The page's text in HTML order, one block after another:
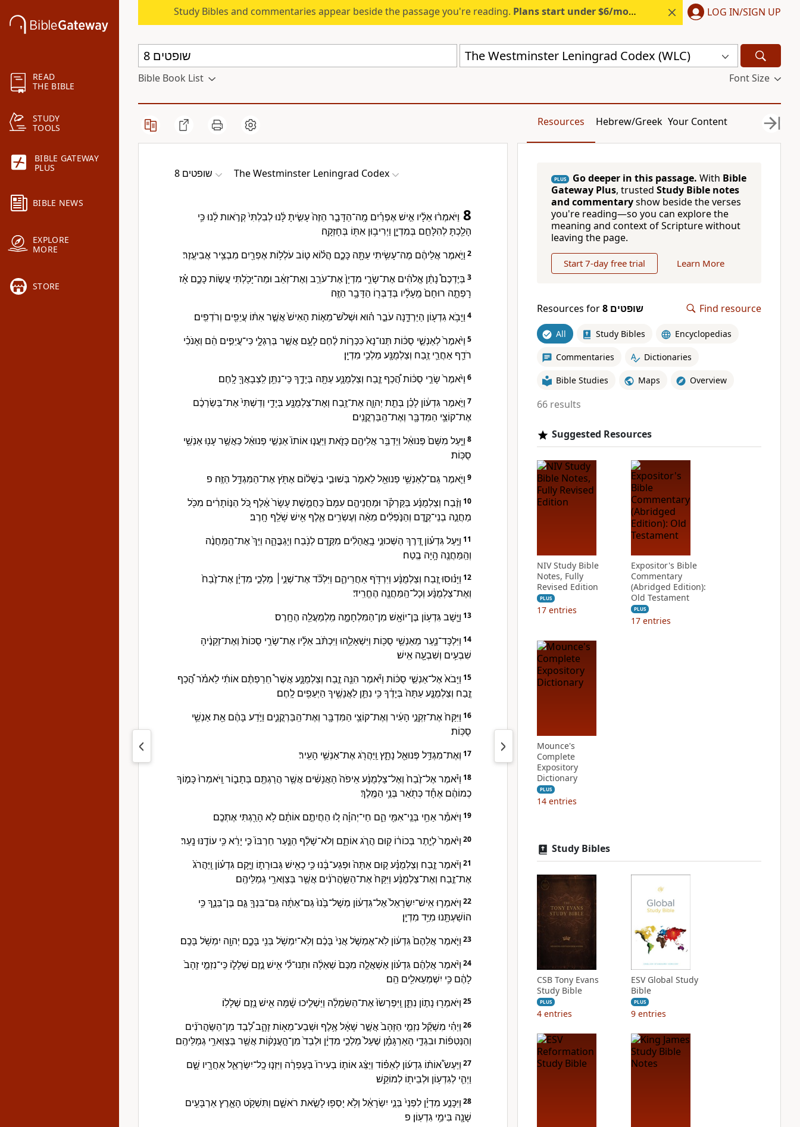
READ
THE BIBLE
STUDY
TOOLS
BIBLE GATEWAY
PLUS
BIBLE NEWS
EXPLORE
MORE
STORE
Study Bibles and commentaries appear beside the passage you're reading. Plans start under $6/month. Start free. LOG IN/SIGN UP
The Westminster Leningrad Codex (WLC)
Bible Book List Font Size
Resources Hebrew/Greek Your Content
שופטים 8 The Westminster Leningrad Codex
8 וַיֹּאמְר֨וּ אֵלָ֜יו אִ֣ישׁ אֶפְרַ֗יִם מָֽה־הַדָּבָ֤ר הַזֶּה֙ עָשִׂ֣יתָ לָּ֔נוּ לְבִלְתִּי֙ קְרֹ֣אות לָ֔נוּ כִּ֥י
הָלַ֖כְתָּ לְהִלָּחֵ֣ם בְּמִדְיָ֑ן וַיְרִיב֥וּן אִתּ֖וֹ בְּחָזְקָֽה׃
2 וַיֹּ֣אמֶר אֲלֵיהֶ֔ם מֶה־עָשִׂ֥יתִי עַתָּ֖ה כָּכֶ֑ם הֲל֗וֹא ט֛וֹב עֹלְל֥וֹת אֶפְרַ֖יִם מִבְצִ֥יר אֲבִיעֶֽזֶר׃
3 בְּיֶדְכֶם֩ נָתַ֨ן אֱלֹהִ֜ים אֶת־שָׂרֵ֤י מִדְיָן֙ אֶת־עֹרֵ֣ב וְאֶת־זְאֵ֔ב וּמַה־יָּכֹ֖לְתִּי עֲשׂ֣וֹת כָּכֶ֑ם אָ֗ז
רָפְתָ֤ה רוּחָם֙ מֵֽעָלָ֔יו בְּדַבְּר֖וֹ הַדָּבָ֥ר הַזֶּֽה׃
4 וַיָּבֹ֥א גִדְע֖וֹן הַיַּרְדֵּ֑נָה עֹבֵ֣ר ה֗וּא וּשְׁלֹשׁ־מֵא֤וֹת הָאִישׁ֙ אֲשֶׁ֣ר אִתּ֔וֹ עֲיֵפִ֖ים וְרֹדְפִֽים׃
5 וַיֹּ֙אמֶר֙ לְאַנְשֵׁ֣י סֻכּ֔וֹת תְּנוּ־נָא֙ כִּכְּר֣וֹת לֶ֔חֶם לָעָ֖ם אֲשֶׁ֣ר בְּרַגְלָ֑י כִּי־עֲיֵפִ֣ים הֵ֔ם וְאָנֹכִ֗י
רֹדֵ֛ף אַחֲרֵ֛י זֶ֥בַח וְצַלְמֻנָּ֖ע מַלְכֵ֥י מִדְיָֽן׃
6 וַיֹּ֙אמֶר֙ שָׂרֵ֣י סֻכּ֔וֹת הֲ֠כַף זֶ֧בַח וְצַלְמֻנָּ֛ע עַתָּ֖ה בְּיָדֶ֑ךָ כִּֽי־נִתֵּ֥ן לִֽצְבָאֲךָ֖ לָֽחֶם׃
7 וַיֹּ֣אמֶר גִּדְע֔וֹן לָכֵ֗ן בְּתֵ֧ת יְהוָ֛ה אֶת־זֶ֥בַח וְאֶת־צַלְמֻנָּ֖ע בְּיָדִ֑י וְדַשְׁתִּי֙ אֶת־בְּשַׂרְכֶ֔ם
אֶת־קוֹצֵ֥י הַמִּדְבָּ֖ר וְאֶת־הַֽבַּרְקֳנִֽים׃
8 וַיַּ֤עַל מִשָּׁם֙ פְּנוּאֵ֔ל וַיְדַבֵּ֥ר אֲלֵיהֶ֖ם כָּזֹ֑את וַיַּעֲנ֤וּ אוֹתוֹ֙ אַנְשֵׁ֣י פְנוּאֵ֔ל כַּאֲשֶׁ֥ר עָנ֖וּ אַנְשֵׁ֥י
סֻכּֽוֹת׃
9 וַיֹּ֛אמֶר גַּם־לְאַנְשֵׁ֥י פְנוּאֵ֖ל לֵאמֹ֑ר בְּשׁוּבִ֣י בְשָׁל֔וֹם אֶתֹּ֖ץ אֶת־הַמִּגְדָּ֥ל הַזֶּֽה׃ פ
10 וְזֶ֨בַח וְצַלְמֻנָּ֜ע בַּקַּרְקֹ֗ר וּמַחֲנֵיהֶ֤ם עִמָּם֙ כַּחֲמֵ֤שֶׁת עָשָׂר֙ אֶ֔לֶף כֹּ֚ל הַנּ֣וֹתָרִ֔ים מִכֹּ֖ל
מַחֲנֵ֣ה בְנֵי־קֶ֑דֶם וְהַנֹּ֣פְלִ֔ים מֵאָ֨ה וְעֶשְׂרִ֥ים אֶ֛לֶף אִ֖ישׁ שֹׁ֥לֵֽף חָֽרֶב׃
11 וַיַּ֣עַל גִּדְע֗וֹן דֶּ֚רֶךְ הַשְּׁכוּנֵ֣י בָֽאֳהָלִ֔ים מִקֶּ֥דֶם לְנֹ֖בַח וְיָגְבֳּהָ֑ה וַיַּךְ֙ אֶת־הַֽמַּחֲנֶ֔ה
וְהַֽמַּחֲנֶ֖ה הָ֥יָה בֶֽטַח׃
12 וַיָּנ֗וּסוּ זֶ֚בַח וְצַלְמֻנָּ֔ע וַיִּרְדֹּ֖ף אַחֲרֵיהֶ֑ם וַיִּלְכֹּ֞ד אֶת־שְׁנֵ֣י׀ מַלְכֵ֣י מִדְיָ֗ן אֶת־זֶ֙בַח֙
וְאֶת־צַלְמֻנָּ֔ע וְכָל־הַֽמַּחֲנֶ֖ה הֶחֱרִֽיד׃
13 וַיָּ֛שָׁב גִּדְע֥וֹן בֶּן־יוֹאָ֖שׁ מִן־הַמִּלְחָמָ֑ה מִֽלְמַעֲלֵ֖ה הֶחָֽרֶס׃
14 וַיִּלְכָּד־נַ֛עַר מֵאַנְשֵׁ֥י סֻכּ֖וֹת וַיִּשְׁאָלֵ֑הוּ וַיִּכְתֹּ֨ב אֵלָ֜יו אֶת־שָׂרֵ֤י סֻכּוֹת֙ וְאֶת־זְקֵנֶ֔יהָ
שִׁבְעִ֥ים וְשִׁבְעָ֖ה אִֽישׁ׃
15 וַיָּבֹא֙ אֶל־אַנְשֵׁ֣י סֻכּ֔וֹת וַיֹּ֕אמֶר הִנֵּ֖ה זֶ֣בַח וְצַלְמֻנָּ֑ע אֲשֶׁר֩ חֵרַפְתֶּ֨ם אוֹתִ֜י לֵאמֹ֗ר הֲ֠כַף
זֶ֣בַח וְצַלְמֻנָּ֤ע עַתָּה֙ בְּיָדֶ֔ךָ כִּ֥י נִתֵּ֛ן לַאֲנָשֶׁ֥יךָ הַיְּעֵפִ֖ים לָֽחֶם׃
16 וַיִּקַּח֙ אֶת־זִקְנֵ֣י הָעִ֔יר וְאֶת־קוֹצֵ֥י הַמִּדְבָּ֖ר וְאֶת־הַֽבַּרְקֳנִ֑ים וַיֹּ֣דַע בָּהֶ֔ם אֵ֖ת אַנְשֵׁ֥י
סֻכּֽוֹת׃
17 וְאֶת־מִגְדַּ֥ל פְּנוּאֵ֖ל נָתָ֑ץ וַֽיַּהֲרֹ֖ג אֶת־אַנְשֵׁ֥י הָעִֽיר׃
18 וַיֹּ֗אמֶר אֶל־זֶ֙בַח֙ וְאֶל־צַלְמֻנָּ֔ע אֵיפֹה֙ הָאֲנָשִׁ֔ים אֲשֶׁ֥ר הֲרַגְתֶּ֖ם בְּתָב֑וֹר וַֽיֹּאמְרוּ֙ כָּמ֣וֹךָ
כְמוֹהֶ֔ם אֶחָ֕ד כְּתֹ֖אַר בְּנֵ֥י הַמֶּֽלֶךְ׃
19 וַיֹּאמַ֕ר אַחַ֥י בְּנֵֽי־אִמִּ֖י הֵ֑ם חַי־יְהוָ֗ה ל֚וּ הַחֲיִתֶ֣ם אוֹתָ֔ם לֹ֥א הָרַ֖גְתִּי אֶתְכֶֽם׃
20 וַיֹּ֙אמֶר֙ לְיֶ֣תֶר בְּכוֹר֔וֹ ק֖וּם הֲרֹ֣ג אוֹתָ֑ם וְלֹא־שָׁלַ֨ף הַנַּ֤עַר חַרְבּוֹ֙ כִּ֣י יָרֵ֔א כִּ֥י עוֹדֶ֖נּוּ נָֽעַר׃
21 וַיֹּ֜אמֶר זֶ֣בַח וְצַלְמֻנָּ֗ע ק֤וּם אַתָּה֙ וּפְגַע־בָּ֔נוּ כִּ֥י כָאִ֖ישׁ גְּבוּרָת֑וֹ וַיָּ֣קָם גִּדְע֗וֹן וַֽיַּהֲרֹג֙
אֶת־זֶ֣בַח וְאֶת־צַלְמֻנָּ֔ע וַיִּקַּח֙ אֶת־הַשַּׂ֣הֲרֹנִ֔ים אֲשֶׁ֖ר בְּצַוְּארֵ֥י גְמַלֵּיהֶֽם׃
22 וַיֹּאמְר֤וּ אִֽישׁ־יִשְׂרָאֵל֙ אֶל־גִּדְע֔וֹן מְשָׁל־בָּ֙נוּ֙ גַּם־אַתָּ֔ה גַּם־בִּנְךָ֖ גַּ֣ם בֶּן־בְּנֶ֑ךָ כִּ֥י
הוֹשַׁעְתָּ֖נוּ מִיַּ֥ד מִדְיָֽן׃
23 וַיֹּ֤אמֶר אֲלֵהֶם֙ גִּדְע֔וֹן לֹֽא־אֶמְשֹׁ֤ל אֲנִי֙ בָּכֶ֔ם וְלֹֽא־יִמְשֹׁ֥ל בְּנִ֖י בָּכֶ֑ם יְהוָ֖ה יִמְשֹׁ֥ל בָּכֶֽם׃
24 וַיֹּ֨אמֶר אֲלֵהֶ֜ם גִּדְע֗וֹן אֶשְׁאֲלָ֤ה מִכֶּם֙ שְׁאֵלָ֔ה וּתְנוּ־לִ֕י אִ֖ישׁ נֶ֣זֶם שְׁלָל֑וֹ כִּֽי־נִזְמֵ֤י זָהָב֙
לָהֶ֔ם כִּ֥י יִשְׁמְעֵאלִ֖ים הֵֽם׃
25 וַיֹּאמְר֖וּ נָת֣וֹן נִתֵּ֑ן וַֽיִּפְרְשׂוּ֙ אֶת־הַשִּׂמְלָ֔ה וַיַּשְׁלִ֣יכוּ שָׁ֔מָּה אִ֖ישׁ נֶ֥זֶם שְׁלָלֽוֹ׃
26 וַיְהִ֗י מִשְׁקַ֞ל נִזְמֵ֤י הַזָּהָב֙ אֲשֶׁ֣ר שָׁאָ֔ל אֶ֥לֶף וּשְׁבַע־מֵא֖וֹת זָהָ֑ב לְ֠בַד מִן־הַשַּׂהֲרֹנִ֨ים
וְהַנְּטִפ֜וֹת וּבִגְדֵ֣י הָאַרְגָּמָ֗ן שֶׁעַל֙ מַלְכֵ֣י מִדְיָ֔ן וּלְבַד֙ מִן־הָ֣עֲנָק֔וֹת אֲשֶׁ֖ר בְּצַוְּארֵ֥י גְמַלֵּיהֶֽם׃
27 וַיַּעַשׂ֩ אוֹת֨וֹ גִדְע֜וֹן לְאֵפ֗וֹד וַיַּצֵּ֨ג אוֹת֤וֹ בְעִירוֹ֙ בְּעָפְרָ֔ה וַיִּזְנ֧וּ כָֽל־יִשְׂרָאֵ֛ל אַחֲרָ֖יו שָׁ֑ם
וַיְהִ֛י לְגִדְע֥וֹן וּלְבֵית֖וֹ לְמוֹקֵֽשׁ׃
28 וַיִּכָּנַ֣ע מִדְיָ֗ן לִפְנֵי֙ בְּנֵ֣י יִשְׂרָאֵ֔ל וְלֹ֥א יָסְפ֖וּ לָשֵׂ֣את רֹאשָׁ֑ם וַתִּשְׁקֹ֥ט הָאָ֛רֶץ אַרְבָּעִ֥ים
שָׁנָ֖ה בִּימֵ֥י גִדְעֽוֹן׃ פ
PLUS Go deeper in this passage. With Bible
Gateway Plus, trusted Study Bible notes
and commentaryshow beside the verses
you're reading—so you can explore the
meaning and context of Scripture without
leaving the page.
Start 7-day free trial Learn More
Resources for שופטים 8 Find resource
All Study Bibles Encyclopedias
Commentaries Dictionaries
Bible Studies Maps Overview
66 results
Suggested Resources
NIV Study Bible
Notes, Fully
Revised Edition
PLUS
17 entries
Expositor's Bible
Commentary
(Abridged Edition):
Old Testament
PLUS
17 entries
Mounce's
Complete
Expository
Dictionary
PLUS
14 entries
Study Bibles
CSB Tony Evans
Study Bible
PLUS
4 entries
ESV Global Study
Bible
PLUS
9 entries